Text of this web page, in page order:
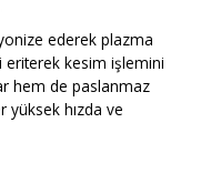
ederek plazma
kesim işlemini
hem de paslanmaz
hızda ve